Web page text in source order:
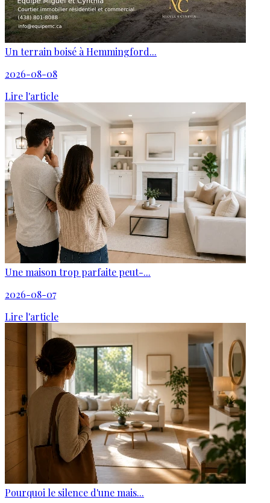
Un terrain boisé à Hemmingford...
2026-08-08
Lire l'article
Une maison trop parfaite peut-...
2026-08-07
Lire l'article
Pourquoi le silence d'une mais...